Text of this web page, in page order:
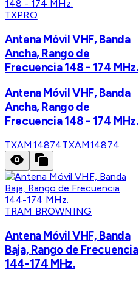
TXPRO
Antena Móvil VHF, Banda
Ancha, Rango de
Frecuencia 148 - 174 MHz.
Antena Móvil VHF, Banda
Ancha, Rango de
Frecuencia 148 - 174 MHz.
TXAM14874TXAM14874
TRAM BROWNING
Antena Móvil VHF, Banda
Baja, Rango de Frecuencia
144-174 MHz.